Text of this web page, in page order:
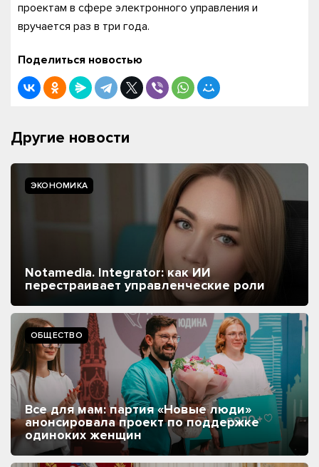
проектам в сфере электронного управления и
вручается раз в три года.
Поделиться новостью
Другие новости
ЭКОНОМИКА
Notamedia. Integrator: как ИИ
перестраивает управленческие роли
ОБЩЕСТВО
Все для мам: партия «Новые люди»
анонсировала проект по поддержке
одиноких женщин